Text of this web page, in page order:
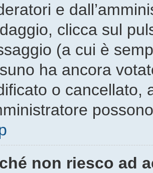
e
clicca sul
(a cui è
ha ancora
o cancellato,
non riesco ad